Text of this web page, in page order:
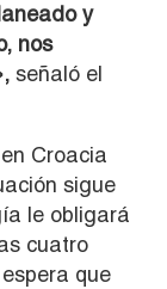
y
nos
señaló el
Croacia
sigue
le obligará
cuatro
que